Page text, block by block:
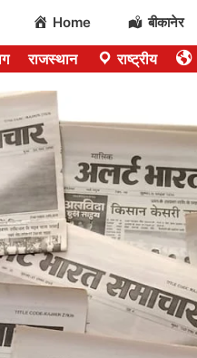
Home बीकानेर
राजस्थान राष्ट्रीय